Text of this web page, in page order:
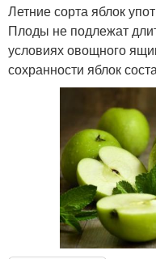
Летние сорта яблок
Плоды не подлежат
условиях овощного
сохранности яблок